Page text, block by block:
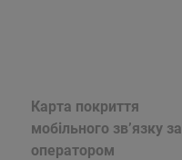
Карта покриття
мобільного зв’язку за
оператором